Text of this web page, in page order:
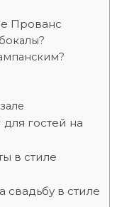
Прованс
гостей на
в стиле
в стиле